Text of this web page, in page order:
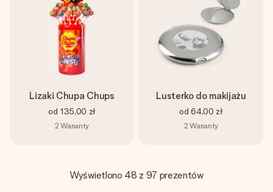
Lizaki Chupa Chups
od 135,00 zł
2 Warianty
Lusterko do makijażu
od 64,00 zł
2 Warianty
Wyświetlono 48 z 97 prezentów